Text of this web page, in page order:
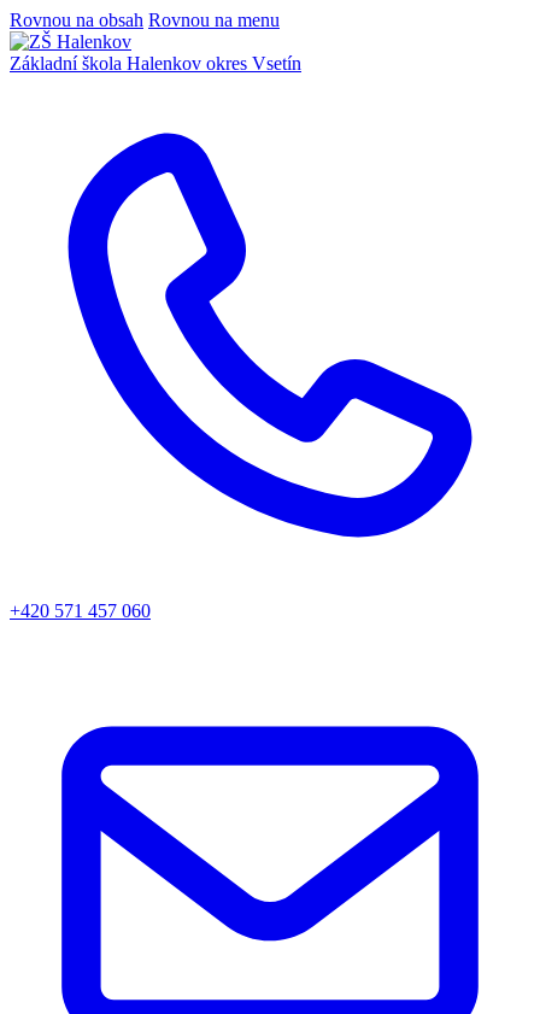
Rovnou na obsah Rovnou na menu
Základní škola Halenkov okres Vsetín
+420 571 457 060